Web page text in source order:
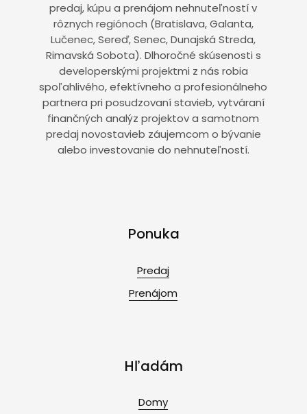
predaj, kúpu a prenájom nehnuteľností v
rôznych regiónoch (Bratislava, Galanta,
Lučenec, Sereď, Senec, Dunajská Streda,
Rimavská Sobota). Dlhoročné skúsenosti s
developerskými projektmi z nás robia
spoľahlivého, efektívneho a profesionálneho
partnera pri posudzovaní stavieb, vytváraní
finančných analýz projektov a samotnom
predaj novostavieb záujemcom o bývanie
alebo investovanie do nehnuteľností.
Ponuka
Predaj
Prenájom
Hľadám
Domy